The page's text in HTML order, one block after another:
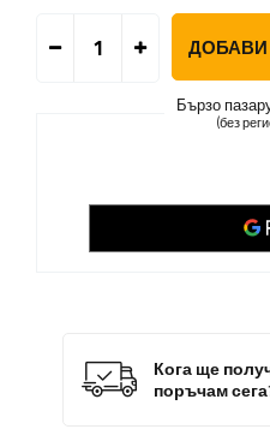
Бързо
(без
Кога ще
поръчам